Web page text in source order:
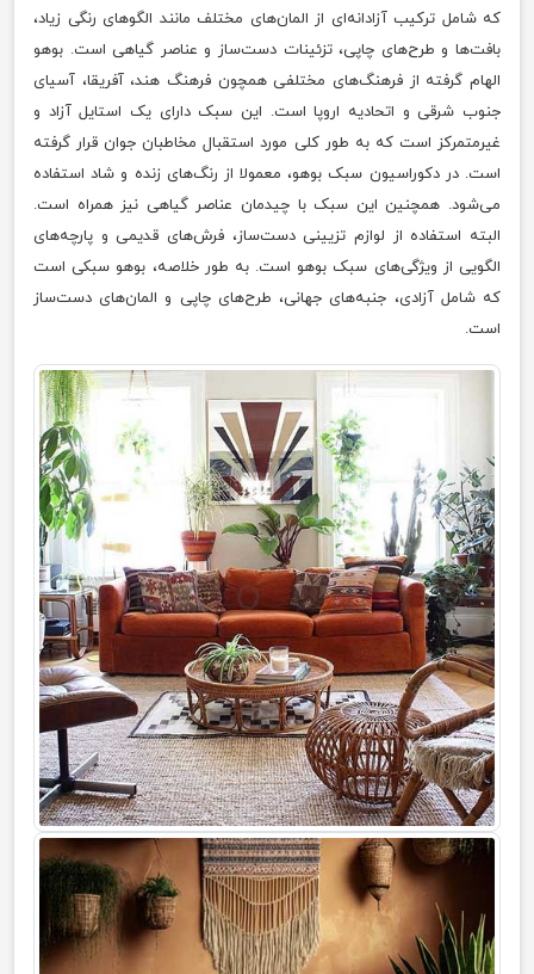
که شامل ترکیب آزادانه‌ای از المان‌های مختلف مانند الگوهای رنگی زیاد،
بافت‌ها و طرح‌های چاپی، تزئینات دست‌ساز و عناصر گیاهی است. بوهو
الهام گرفته از فرهنگ‌های مختلفی همچون فرهنگ هند، آفریقا، آسیای
جنوب شرقی و اتحادیه اروپا است. این سبک دارای یک استایل آزاد و
غیرمتمرکز است که به طور کلی مورد استقبال مخاطبان جوان قرار گرفته
است. در دکوراسیون سبک بوهو، معمولا از رنگ‌های زنده و شاد استفاده
می‌شود. همچنین این سبک با چیدمان عناصر گیاهی نیز همراه است.
البته استفاده از لوازم تزیینی دست‌ساز، فرش‌های قدیمی و پارچه‌های
الگویی از ویژگی‌های سبک بوهو است. به طور خلاصه، بوهو سبکی است
که شامل آزادی، جنبه‌های جهانی، طرح‌های چاپی و المان‌های دست‌ساز
است.